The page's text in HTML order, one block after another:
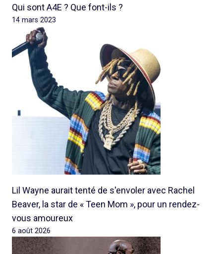
Qui sont A4E ? Que font-ils ?
14 mars 2023
Lil Wayne aurait tenté de s'envoler avec Rachel
Beaver, la star de « Teen Mom », pour un rendez-
vous amoureux
6 août 2026